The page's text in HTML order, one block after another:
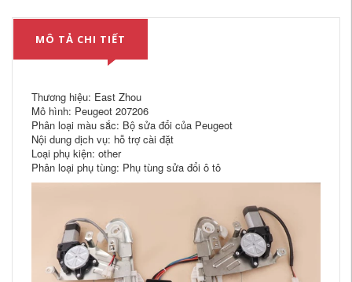
MÔ TẢ CHI TIẾT
Thương hiệu: East Zhou
Mô hình: Peugeot 207206
Phân loại màu sắc: Bộ sửa đổi của Peugeot
Nội dung dịch vụ: hỗ trợ cài đặt
Loại phụ kiện: other
Phân loại phụ tùng: Phụ tùng sửa đổi ô tô